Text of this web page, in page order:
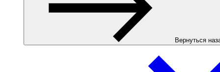
Вернуться